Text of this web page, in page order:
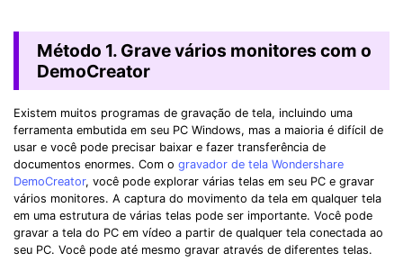
Método 1. Grave vários monitores com o
DemoCreator
Existem muitos programas de gravação de tela, incluindo uma
ferramenta embutida em seu PC Windows, mas a maioria é difícil de
usar e você pode precisar baixar e fazer transferência de
documentos enormes. Com o gravador de tela Wondershare
DemoCreator, você pode explorar várias telas em seu PC e gravar
vários monitores. A captura do movimento da tela em qualquer tela
em uma estrutura de várias telas pode ser importante. Você pode
gravar a tela do PC em vídeo a partir de qualquer tela conectada ao
seu PC. Você pode até mesmo gravar através de diferentes telas.